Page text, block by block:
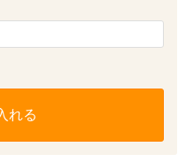
れる